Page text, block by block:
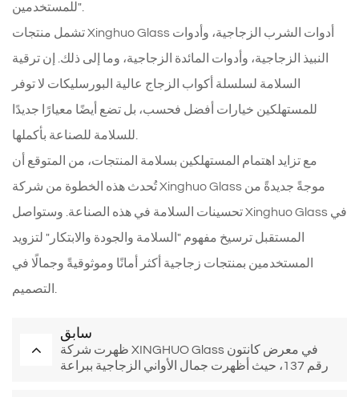
للمستخدمين".
تشمل منتجات Xinghuo Glass أدوات الشرب الزجاجية، وأدوات
النبيذ الزجاجية، وأدوات المائدة الزجاجية، وما إلى ذلك. إن ترقية
السلامة لسلسلة أكواب الزجاج عالية البورسليكات لا توفر
للمستهلكين خيارات أفضل فحسب، بل تضع أيضًا معيارًا جديدًا
للسلامة للصناعة بأكملها.
مع تزايد اهتمام المستهلكين بسلامة المنتجات، من المتوقع أن
تُحدث هذه الخطوة من شركة Xinghuo Glass موجةً جديدةً من
تحسينات السلامة في هذه الصناعة. وستواصل Xinghuo Glass في
المستقبل ترسيخ مفهوم "السلامة والجودة والابتكار" لتزويد
المستخدمين بمنتجات زجاجية أكثر أمانًا وموثوقيةً وجمالًا في
التصميم.
سابق
ظهرت شركة XINGHUO Glass في معرض كانتون
رقم 137، حيث أظهرت جمال الأواني الزجاجية ببراعة